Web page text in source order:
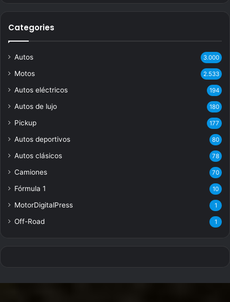
Categories
Autos 3.000
Motos 2.533
Autos eléctricos 194
Autos de lujo 180
Pickup 177
Autos deportivos 80
Autos clásicos 78
Camiones 70
Fórmula 1 10
MotorDigitalPress 1
Off-Road 1